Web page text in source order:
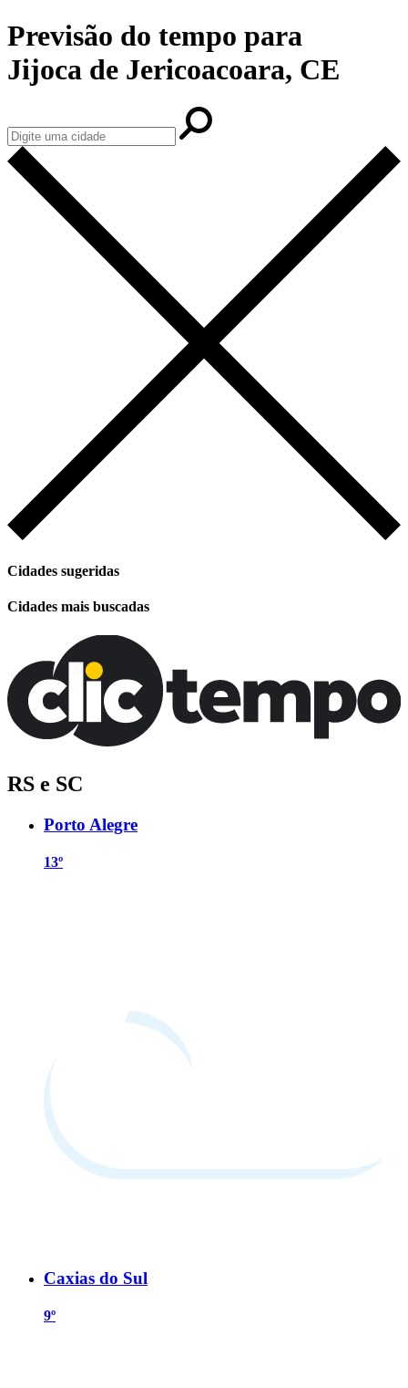
Previsão do tempo para
Jijoca de Jericoacoara, CE
Cidades sugeridas
Cidades mais buscadas
RS e SC
Porto Alegre
13º
Caxias do Sul
9º